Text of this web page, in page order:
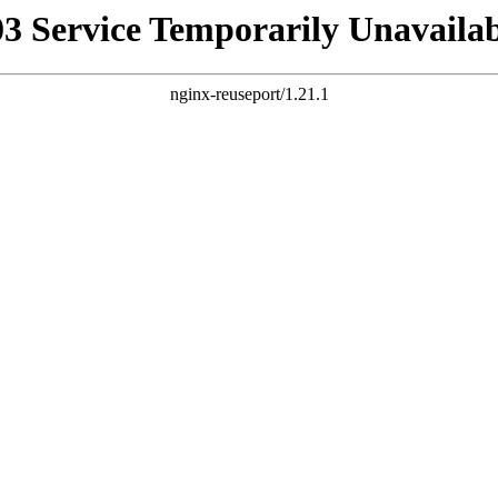
Service Temporarily
nginx-reuseport/1.21.1